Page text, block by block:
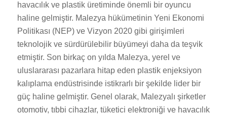
havacılık ve plastik üretiminde önemli bir oyuncu
haline gelmiştir. Malezya hükümetinin Yeni Ekonomi
Politikası (NEP) ve Vizyon 2020 gibi girişimleri
teknolojik ve sürdürülebilir büyümeyi daha da teşvik
etmiştir. Son birkaç on yılda Malezya, yerel ve
uluslararası pazarlara hitap eden plastik enjeksiyon
kalıplama endüstrisinde istikrarlı bir şekilde lider bir
güç haline gelmiştir. Genel olarak, Malezyalı şirketler
otomotiv, tıbbi cihazlar, tüketici elektroniği ve havacılık